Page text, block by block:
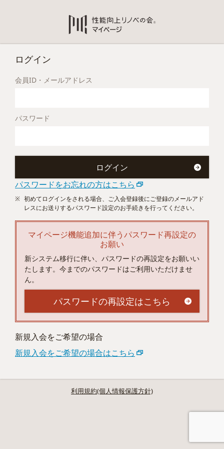
ログイン
会員ID・メールアドレス
パスワード
パスワードをお忘れの方はこちら
初めてログインをされる場合、ご入会登録後にご登録のメールアド
レスにお送りするパスワード設定のお手続きを行ってください。
マイページ機能追加に伴うパスワード再設定の
お願い
新システム移行に伴い、パスワードの再設定をお願いい
たします。今までのパスワードはご利用いただけませ
ん。
パスワードの再設定はこちら
新規入会をご希望の場合
新規入会をご希望の場合はこちら
利用規約(個人情報保護方針)